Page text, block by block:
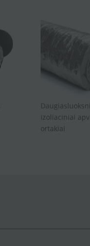
izoliaciniai
ortakiai